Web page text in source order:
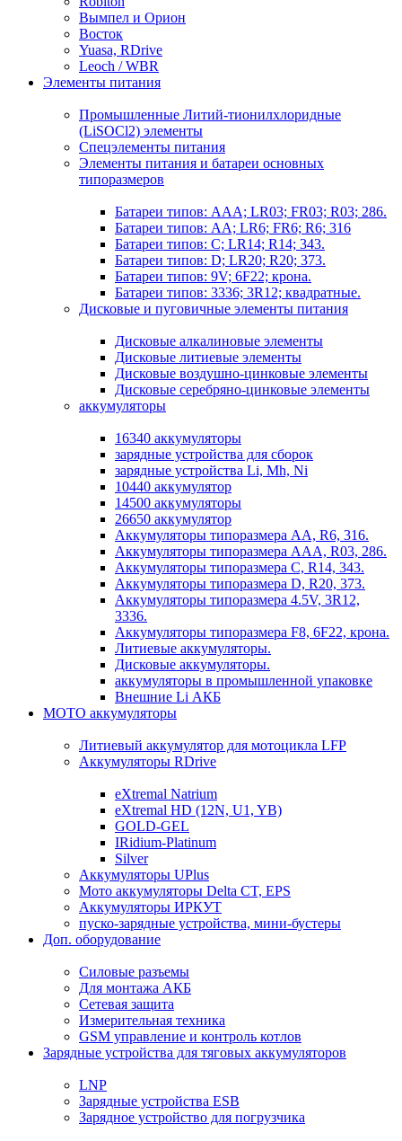
Вымпел и Орион
Восток
Yuasa, RDrive
Leoch / WBR
Элементы питания
Промышленные Литий-тионилхлоридные
(LiSOCl2) элементы
Спецэлементы питания
Элементы питания и батареи основных
типоразмеров
Батареи типов: AAA; LR03; FR03; R03; 286.
Батареи типов: AA; LR6; FR6; R6; 316
Батареи типов: C; LR14; R14; 343.
Батареи типов: D; LR20; R20; 373.
Батареи типов: 9V; 6F22; крона.
Батареи типов: 3336; 3R12; квадратные.
Дисковые и пуговичные элементы питания
Дисковые алкалиновые элементы
Дисковые литиевые элементы
Дисковые воздушно-цинковые элементы
Дисковые серебряно-цинковые элементы
аккумуляторы
16340 аккумуляторы
зарядные устройства для сборок
зарядные устройства Li, Mh, Ni
10440 аккумулятор
14500 аккумуляторы
26650 аккумулятор
Аккумуляторы типоразмера АА, R6, 316.
Аккумуляторы типоразмера ААА, R03, 286.
Аккумуляторы типоразмера С, R14, 343.
Аккумуляторы типоразмера D, R20, 373.
Аккумуляторы типоразмера 4.5V, 3R12,
3336.
Аккумуляторы типоразмера F8, 6F22, крона.
Литиевые аккумуляторы.
Дисковые аккумуляторы.
аккумуляторы в промышленной упаковке
Внешние Li АКБ
МОТО аккумуляторы
Литиевый аккумулятор для мотоцикла LFP
Аккумуляторы RDrive
eXtremal Natrium
eXtremal HD (12N, U1, YB)
GOLD-GEL
IRidium-Platinum
Silver
Аккумуляторы UPlus
Мото аккумуляторы Delta CT, EPS
Аккумуляторы ИРКУТ
пуско-зарядные устройства, мини-бустеры
Доп. оборудование
Силовые разъемы
Для монтажа АКБ
Сетевая защита
Измерительная техника
GSM управление и контроль котлов
Зарядные устройства для тяговых аккумуляторов
LNP
Зарядные устройства ESB
Зарядное устройство для погрузчика